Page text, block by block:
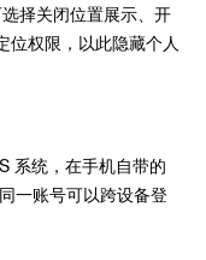
择关闭位置展示、开
位权限，以此隐藏个人
系统，在手机自带的
一账号可以跨设备登